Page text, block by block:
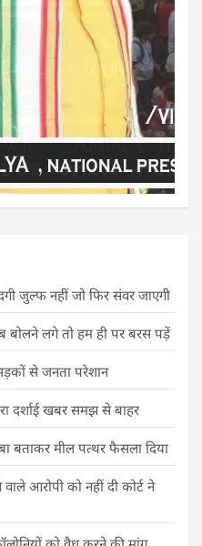
जुल्फ नहीं जो फिर संवर जाएगी
बोलने लगे तो हम ही पर बरस पड़ें
से जनता परेशान
दर्शाई खबर समझ से बाहर
बताकर मील पत्थर फैसला दिया
आरोपी को नहीं दी कोर्ट ने